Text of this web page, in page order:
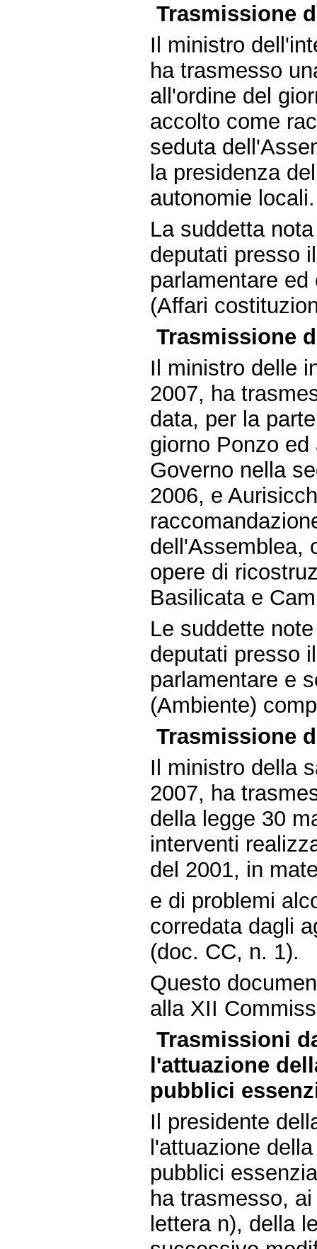
Trasmissione
Il ministro
ha trasmesso
all'ordine del
accolto come
seduta
la presidenza
autonomie locali.
La suddetta
deputati presso
parlamentare
(Affari
Trasmissione
Il ministro delle
2007, ha
data, per la
giorno Ponzo
Governo nella
2006, e
dell'Assemblea,
opere di
Basilicata e
Le suddette
deputati presso
parlamentare e
(Ambiente)
Trasmissione
Il ministro della
2007, ha
della legge 30
interventi
del 2001, in
e di problemi
corredata dagli
(doc. CC, n. 1).
Questo
alla XII
Trasmissioni
l'attuazione
pubblici
Il presidente
l'attuazione
pubblici
ha trasmesso,
lettera n), della